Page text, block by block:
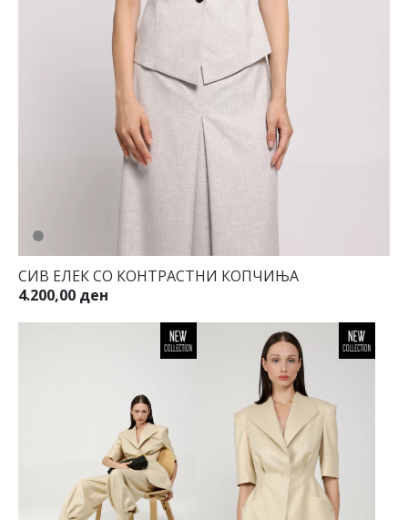
СИВ ЕЛЕК СО КОНТРАСТНИ КОПЧИЊА
4.200,00 ден